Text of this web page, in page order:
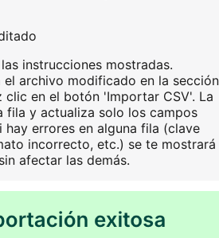
instrucciones mostradas.
el archivo modificado en la sección
en el botón 'Importar CSV'. La
fila y actualiza solo los campos
hay errores en alguna fila (clave
incorrecto, etc.) se te mostrará
afectar las demás.